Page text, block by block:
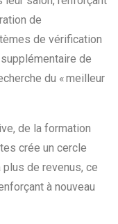
de
de vérification
de
du « meilleur
de la formation
crée un cercle
plus de revenus, ce
à nouveau